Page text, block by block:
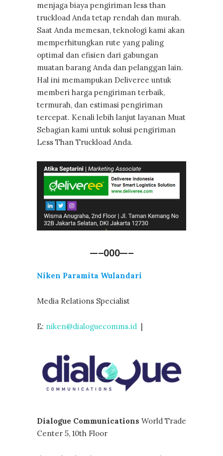
menjaga biaya pengiriman less than
truckload Anda tetap rendah dan murah.
Saat Anda memesan, teknologi kami akan
memperhitungkan rute yang paling
optimal dan efisien dari gabungan
muatan barang Anda dan pelanggan lain.
Hal ini memampukan Deliveree untuk
memberi harga pengiriman terbaik,
termurah, dan estimasi pengiriman
tercepat. Kenali lebih lanjut layanan Muat
Sebagian kami untuk solusi pengiriman
Less Than Truckload Anda.
—–000—–
Niken Paramita Wulandari
Media Relations Specialist
E: niken@dialoguecomms.id |
Dialogue Communications World Trade
Center 5, 10th Floor